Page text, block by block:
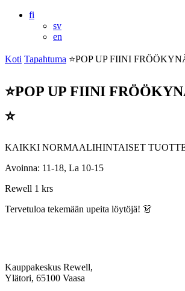
fi
sv
en
Koti Tapahtuma ⭐POP UP FIINI
⭐POP UP FIINI
⭐
KAIKKI NORMAALIHINTAISET
Avoinna: 11-18, La 10-15
Rewell 1 krs
Tervetuloa tekemään upeita löytöjä! 👗
Kauppakeskus Rewell,
Ylätori, 65100 Vaasa